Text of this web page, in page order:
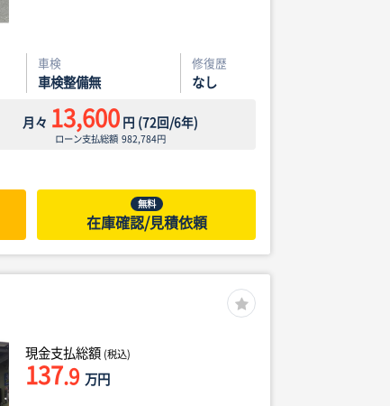
車検
車検整備無
修復歴
なし
月々 13,600円 (72回/6年)
ローン支払総額 982,784円
無料
在庫確認/見積依頼
現金支払総額 (税込)
137.9 万円